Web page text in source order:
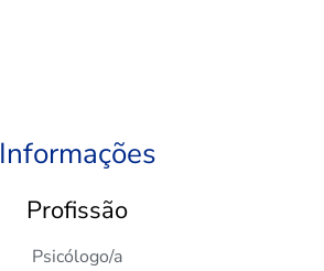
Informações
Profissão
Psicólogo/a